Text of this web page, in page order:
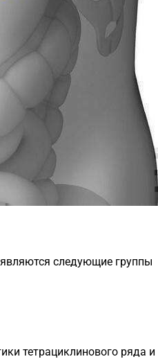
следующие группы
тетрациклинового ряда и